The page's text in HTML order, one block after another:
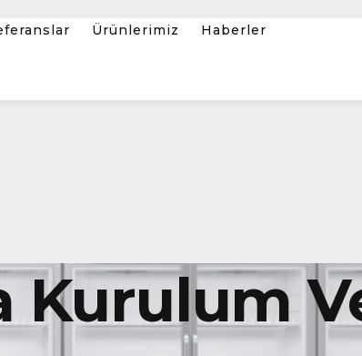
Ürünlerimiz Haberler
Kurulum